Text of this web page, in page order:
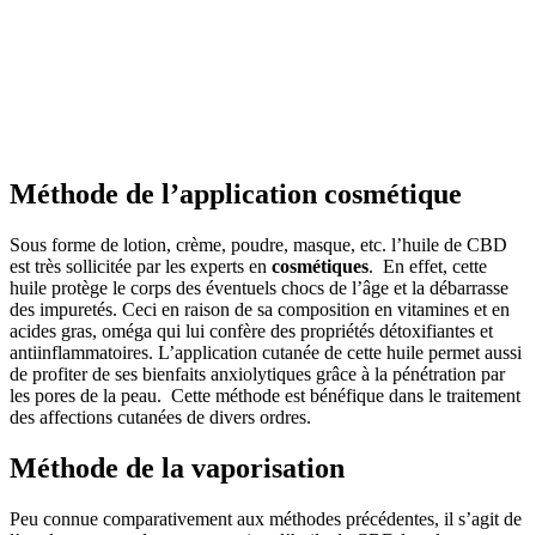
Méthode de l’application cosmétique
Sous forme de lotion, crème, poudre, masque, etc. l’huile de CBD
est très sollicitée par les experts en cosmétiques. En effet, cette
huile protège le corps des éventuels chocs de l’âge et la débarrasse
des impuretés. Ceci en raison de sa composition en vitamines et en
acides gras, oméga qui lui confère des propriétés détoxifiantes et
antiinflammatoires. L’application cutanée de cette huile permet aussi
de profiter de ses bienfaits anxiolytiques grâce à la pénétration par
les pores de la peau. Cette méthode est bénéfique dans le traitement
des affections cutanées de divers ordres.
Méthode de la vaporisation
Peu connue comparativement aux méthodes précédentes, il s’agit de